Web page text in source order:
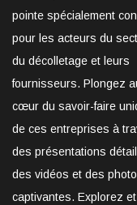
pointe spécialement
pour les acteurs du
du décolletage et leurs
fournisseurs. Plongez
cœur du savoir-faire
de ces entreprises à
des présentations
des vidéos et des
captivantes. Explorez et